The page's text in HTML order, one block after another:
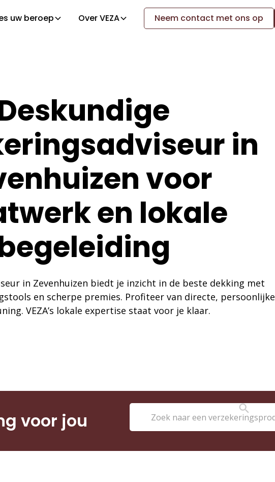
uw beroep Over VEZA Neem contact met ons op
in
voor
en lokale
in Zevenhuizen biedt je inzicht in de beste dekking met
en scherpe premies. Profiteer van directe, persoonlijke
VEZA’s lokale expertise staat voor je klaar.
voor jou